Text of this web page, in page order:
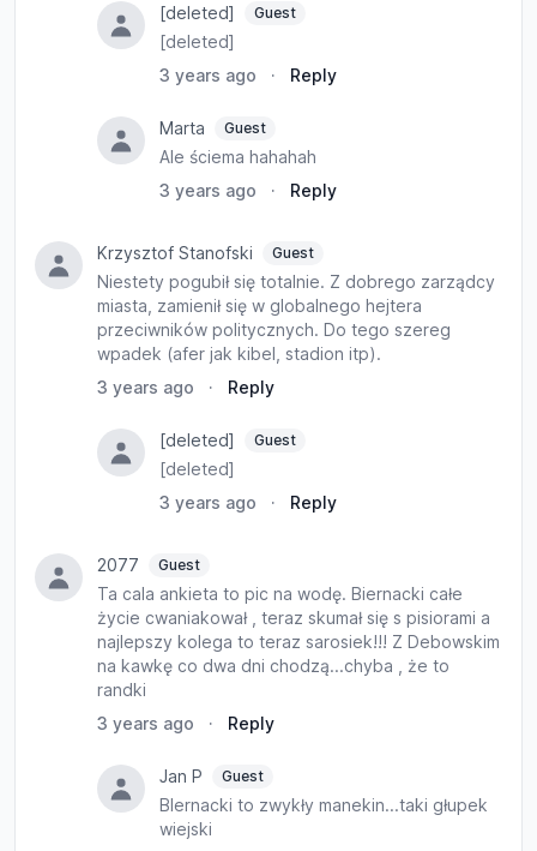
[deleted] Guest
[deleted]
3 years ago
· Reply
Marta Guest
Ale ściema hahahah
3 years ago
· Reply
Krzysztof Stanofski Guest
Niestety pogubił się totalnie. Z dobrego zarządcy
miasta, zamienił się w globalnego hejtera
przeciwników politycznych. Do tego szereg
wpadek (afer jak kibel, stadion itp).
3 years ago
· Reply
[deleted] Guest
[deleted]
3 years ago
· Reply
2077 Guest
Ta cala ankieta to pic na wodę. Biernacki całe
życie cwaniakował , teraz skumał się s pisiorami a
najlepszy kolega to teraz sarosiek!!! Z Debowskim
na kawkę co dwa dni chodzą...chyba , że to
randki
3 years ago
· Reply
Jan P Guest
BIernacki to zwykły manekin...taki głupek
wiejski